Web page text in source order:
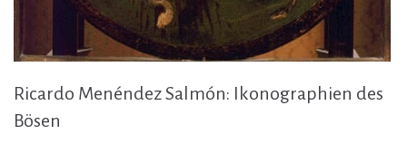
Ricardo Menéndez Salmón: Ikonographien des
Bösen